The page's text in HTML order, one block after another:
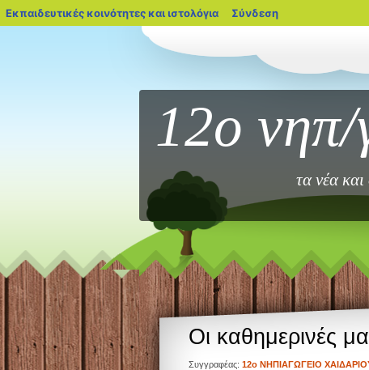
Εκπαιδευτικές κοινότητες και ιστολόγια blogs.sch.gr
Σύνδεση
12ο νηπ/
τα νέα
Οι καθημερινές
Συγγραφέας: 12ο ΝΗΠΙΑΓΩΓΕΙΟ